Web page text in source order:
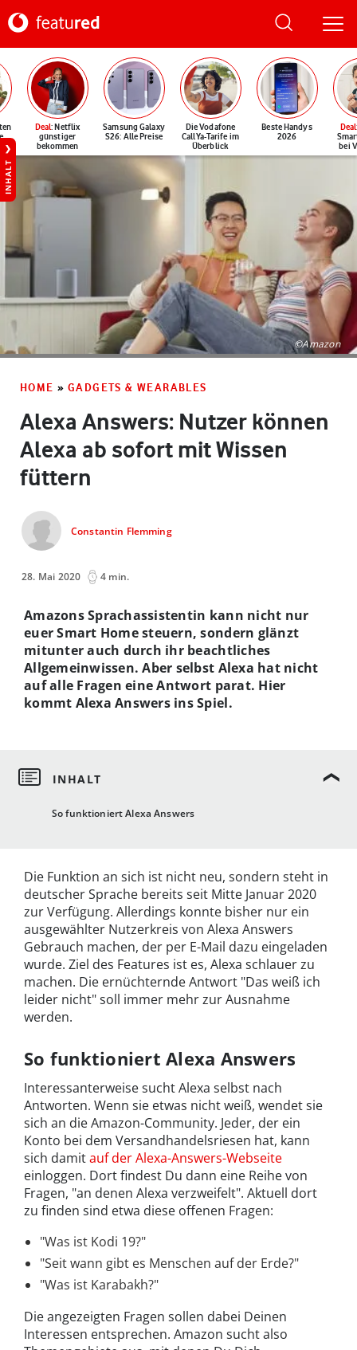
Deal: Netflix
günstiger
bekommen
Samsung Galaxy
S26: Alle Preise
Die Vodafone
CallYa-Tarife im
Überblick
Beste Handys
2026
Deal
bei
INHALT
©Amazon
HOME » GADGETS & WEARABLES
Alexa Answers: Nutzer können
Alexa ab sofort mit Wissen
füttern
Constantin Flemming
28. Mai 2020 4 min.
So funktioniert Alexa Answers
Amazons Sprachassistentin kann nicht nur
euer Smart Home steuern, sondern glänzt
mitunter auch durch ihr beachtliches
Allgemeinwissen. Aber selbst Alexa hat nicht
auf alle Fragen eine Antwort parat. Hier
kommt Alexa Answers ins Spiel.
Die Funktion an sich ist nicht neu, sondern steht in
deutscher Sprache bereits seit Mitte Januar 2020
zur Verfügung. Allerdings konnte bisher nur ein
ausgewählter Nutzerkreis von Alexa Answers
Gebrauch machen, der per E-Mail dazu eingeladen
wurde. Ziel des Features ist es, Alexa schlauer zu
machen. Die ernüchternde Antwort "Das weiß ich
leider nicht" soll immer mehr zur Ausnahme
werden.
So funktioniert Alexa Answers
Interessanterweise sucht Alexa selbst nach
Antworten. Wenn sie etwas nicht weiß, wendet sie
sich an die Amazon-Community. Jeder, der ein
Konto bei dem Versandhandelsriesen hat, kann
sich damitauf der Alexa-Answers-Webseite
einloggen. Dort findest Du dann eine Reihe von
Fragen, "an denen Alexa verzweifelt". Aktuell dort
zu finden sind etwa diese offenen Fragen:
"Was ist Kodi 19?"
"Seit wann gibt es Menschen auf der Erde?"
"Was ist Karabakh?"
Die angezeigten Fragen sollen dabei Deinen
Interessen entsprechen. Amazon sucht also